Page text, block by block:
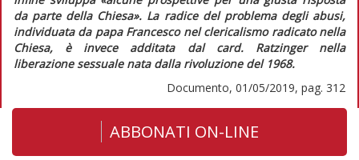
da parte della Chiesa». La radice del problema degli abusi,
individuata da papa Francesco nel clericalismo radicato nella
Chiesa, è invece additata dal card. Ratzinger nella
liberazione sessuale nata dalla rivoluzione del 1968.
Documento, 01/05/2019, pag. 312
ABBONATI ON-LINE